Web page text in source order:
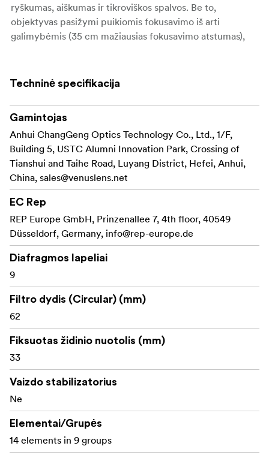
ryškumas, aiškumas ir tikroviškos spalvos. Be to,
objektyvas pasižymi puikiomis fokusavimo iš arti
galimybėmis (35 cm mažiausias fokusavimo atstumas),
Pagrindinės savybės:
Itin greita f/0,95 diafragma:
silpnam apšvietimui ir nepaprastas lauko gylio
valdymas, idealiai tinka kūrybinei fotografijai ir
filmavimui.
Apochromatinė (APO) optinė konstrukcija:
išskirtinio ryškumo, aiškumo ir tikslių spalvų.
33 mm židinio nuotolis (50 mm ekvivalentas):
Universalus standartinis židinio nuotolis, idealiai
tinkantis portretams, gatvės fotografijai ir
Fokusavimas iš arti (35 cm):
išsklaidytu fonu.
estetišką, sklandų fono suliejimą, puikiai tinkantį
meniniams vaizdams.
Tvirta metalinė konstrukcija:Patvari, profesionali
konstrukcija užtikrina patikimumą sudėtingomis
fotografavimo sąlygomis.
Techninė specifikacija
Gamintojas
Anhui ChangGeng Optics Technology Co., Ltd., 1/F,
Building 5, USTC Alumni Innovation Park, Crossing of
Tianshui and Taihe Road, Luyang District, Hefei, Anhui,
China, sales@venuslens.net
EC Rep
REP Europe GmbH, Prinzenallee 7, 4th floor, 40549
Düsseldorf, Germany, info@rep-europe.de
Diafragmos lapeliai
9
Filtro dydis (Circular) (mm)
62
Fiksuotas židinio nuotolis (mm)
33
Vaizdo stabilizatorius
Ne
Elementai/Grupės
14 elements in 9 groups